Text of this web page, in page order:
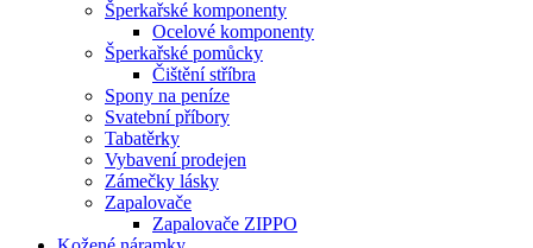
Šperkařské komponenty
Ocelové komponenty
Šperkařské pomůcky
Čištění stříbra
Spony na peníze
Svatební příbory
Tabatěrky
Vybavení prodejen
Zámečky lásky
Zapalovače
Zapalovače ZIPPO